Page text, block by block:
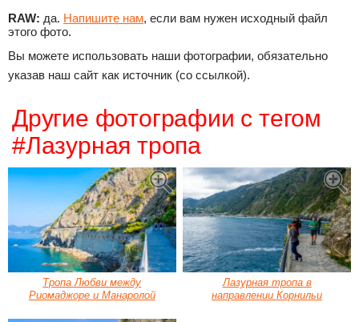
RAW: да. Напишите нам, если вам нужен исходный файл
этого фото.
Вы можете использовать наши фотографии, обязательно
указав наш сайт как источник (со ссылкой).
Другие фотографии с тегом
#Лазурная тропа
Тропа Любви между
Риомаджоре и Манаролой
Лазурная тропа в
направлении Корнильи